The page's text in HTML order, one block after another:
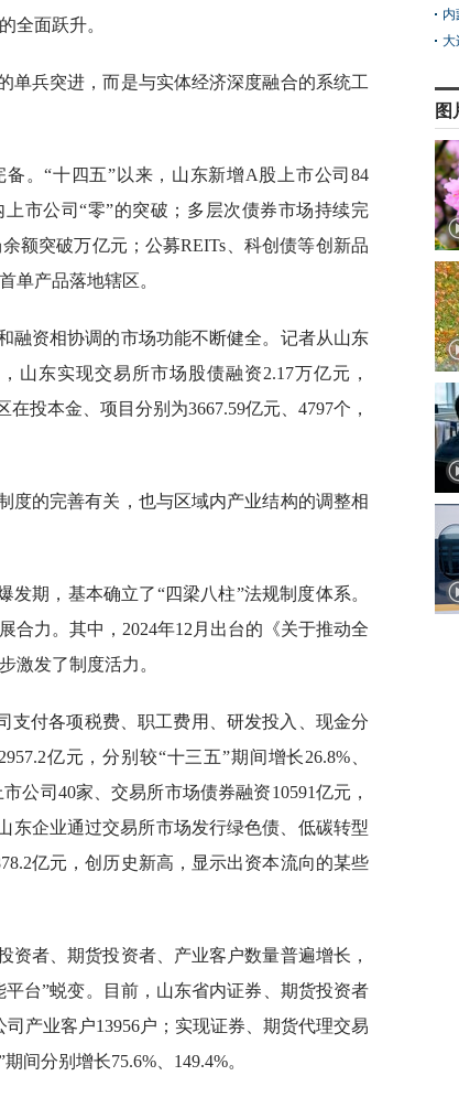
全面跃升。
单兵突进，而是与实体经济深度融合的系统工
。“十四五”以来，山东新增A股上市公司84
市公司“零”的突破；多层次债券市场持续完
额突破万亿元；公募REITs、科创债等创新品
单产品落地辖区。
融资相协调的市场功能不断健全。记者从山东
山东实现交易所市场股债融资2.17万亿元，
投本金、项目分别为3667.59亿元、4797个，
度的完善有关，也与区域内产业结构的调整相
期，基本确立了“四梁八柱”法规制度体系。
合力。其中，2024年12月出台的《关于推动全
激发了制度活力。
支付各项税费、职工费用、研发投入、现金分
亿元，分别较“十三五”期间增长26.8%、
公司40家、交易所市场债券融资10591亿元，
东企业通过交易所市场发行绿色债、低碳转型
亿元，创历史新高，显示出资本流向的某些
资者、期货投资者、产业客户数量普遍增长，
台”蜕变。目前，山东省内证券、期货投资者
产业客户13956户；实现证券、期货代理交易
间分别增长75.6%、149.4%。
内
大
图